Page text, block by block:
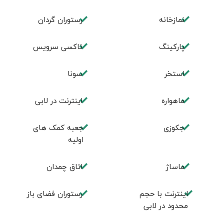
نمازخانه رستوران گردان
پارکینگ تاکسی سرویس
استخر سونا
ماهواره اینترنت در لابی
جکوزی
جعبه کمک های
اولیه
ماساژ اتاق چمدان
اینترنت با حجم
محدود در لابی
رستوران فضای باز